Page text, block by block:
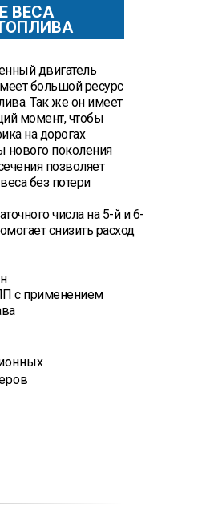
ВЕСА
двигатель
большой ресурс
Так же он имеет
момент, чтобы
на дорогах
нового поколения
позволяет
без потери
числа на 5-й и 6-
снизить расход
с применением